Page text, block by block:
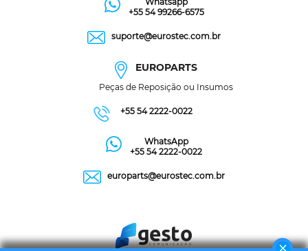
+55 54 99266-6575
suporte@eurostec.com.br
EUROPARTS
Peças de Reposição ou Insumos
+55 54 2222-0022
WhatsApp
+55 54 2222-0022
europarts@eurostec.com.br